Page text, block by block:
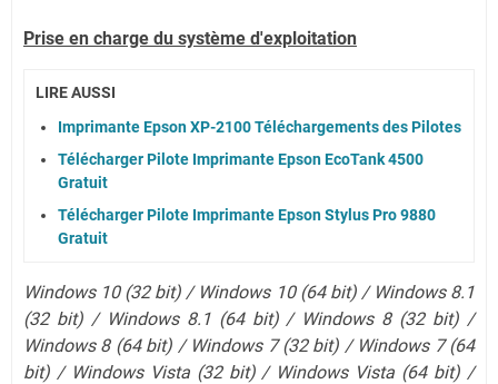
Prise en charge du système d'exploitation
LIRE AUSSI
Imprimante Epson XP-2100 Téléchargements des Pilotes
Télécharger Pilote Imprimante Epson EcoTank 4500
Gratuit
Télécharger Pilote Imprimante Epson Stylus Pro 9880
Gratuit
Windows 10 (32 bit) / Windows 10 (64 bit) / Windows 8.1
(32 bit) / Windows 8.1 (64 bit) / Windows 8 (32 bit) /
Windows 8 (64 bit) / Windows 7 (32 bit) / Windows 7 (64
bit) / Windows Vista (32 bit) / Windows Vista (64 bit) /